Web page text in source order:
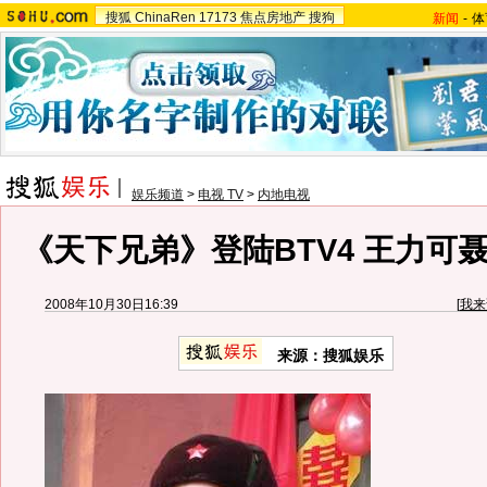
搜狐 ChinaRen 17173 焦点房地产 搜狗 新闻 -
娱乐频道 > 电视 TV > 内地电视
《天下兄弟》登陆BTV4 王力可
2008年10月30日16:39 [我
来源：搜狐娱乐